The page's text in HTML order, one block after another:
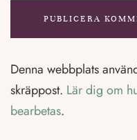
Denna webbplats
skräppost. Lär dig om
bearbetas.